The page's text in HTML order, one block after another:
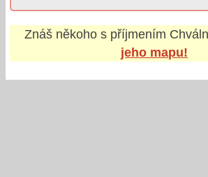
Znáš někoho s příjmením
jeho mapu!